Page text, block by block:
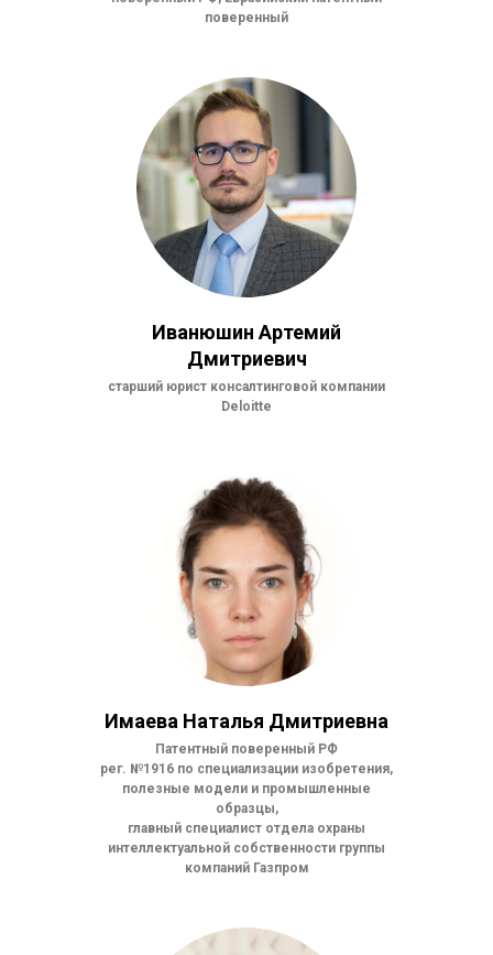
поверенный
Иванюшин Артемий
Дмитриевич
старший юрист консалтинговой компании
Deloitte
Имаева Наталья Дмитриевна
Патентный поверенный РФ
рег. №1916 по специализации изобретения,
полезные модели и промышленные
образцы,
главный специалист отдела охраны
интеллектуальной собственности группы
компаний Газпром